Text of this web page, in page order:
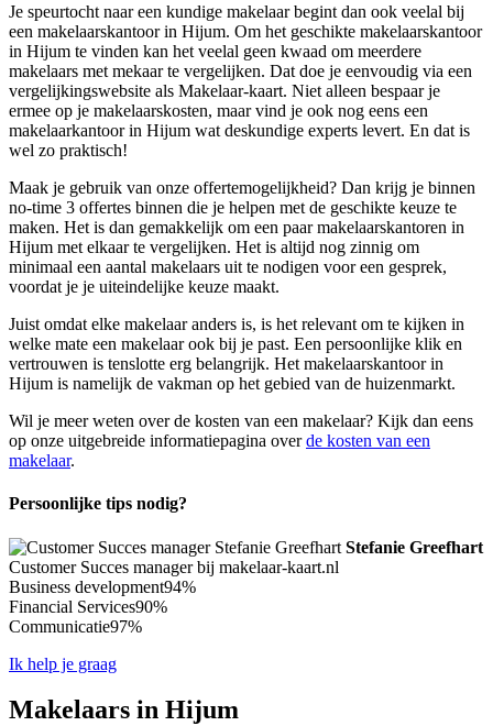
Je speurtocht naar een kundige makelaar begint dan ook veelal bij
een makelaarskantoor in Hijum. Om het geschikte makelaarskantoor
in Hijum te vinden kan het veelal geen kwaad om meerdere
makelaars met mekaar te vergelijken. Dat doe je eenvoudig via een
vergelijkingswebsite als Makelaar-kaart. Niet alleen bespaar je
ermee op je makelaarskosten, maar vind je ook nog eens een
makelaarkantoor in Hijum wat deskundige experts levert. En dat is
wel zo praktisch!
Maak je gebruik van onze offertemogelijkheid? Dan krijg je binnen
no-time 3 offertes binnen die je helpen met de geschikte keuze te
maken. Het is dan gemakkelijk om een paar makelaarskantoren in
Hijum met elkaar te vergelijken. Het is altijd nog zinnig om
minimaal een aantal makelaars uit te nodigen voor een gesprek,
voordat je je uiteindelijke keuze maakt.
Juist omdat elke makelaar anders is, is het relevant om te kijken in
welke mate een makelaar ook bij je past. Een persoonlijke klik en
vertrouwen is tenslotte erg belangrijk. Het makelaarskantoor in
Hijum is namelijk de vakman op het gebied van de huizenmarkt.
Wil je meer weten over de kosten van een makelaar? Kijk dan eens
op onze uitgebreide informatiepagina overde kosten van een
makelaar.
Persoonlijke tips nodig?
Stefanie Greefhart
Customer Succes manager bij makelaar-kaart.nl
Business development94%
Financial Services90%
Communicatie97%
Ik help je graag
Makelaars in Hijum